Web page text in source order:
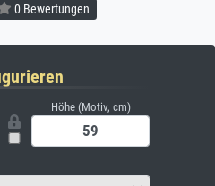
0 Bewertungen
Höhe (Motiv, cm)